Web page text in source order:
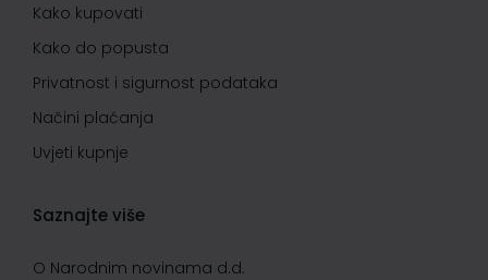
Kako kupovati
Kako do popusta
Privatnost i sigurnost podataka
Načini plaćanja
Uvjeti kupnje
Saznajte više
O Narodnim novinama d.d.